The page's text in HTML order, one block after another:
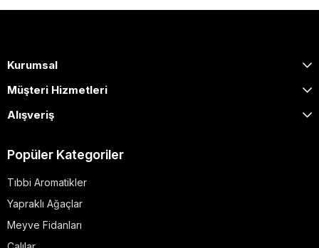
Kurumsal
Müşteri Hizmetleri
Alışveriş
Popüler Kategoriler
Tıbbi Aromatikler
Yapraklı Ağaçlar
Meyve Fidanları